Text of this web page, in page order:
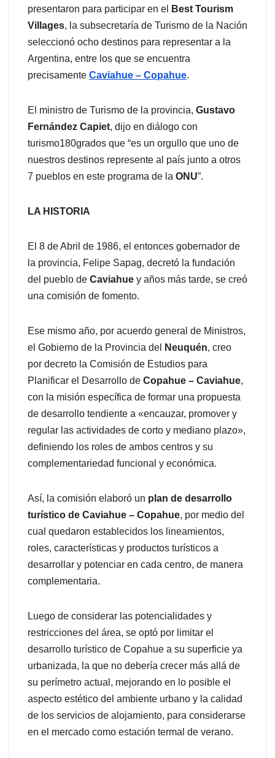
presentaron para participar en el
Best Tourism
Villages, la subsecretaría de Turismo de la Nación
seleccionó ocho destinos para representar a la
Argentina, entre los que se encuentra
precisamente Caviahue – Copahue.
El ministro de Turismo de la provincia, Gustavo
Fernández Capiet, dijo en diálogo con
turismo180grados que “es un orgullo que uno de
nuestros destinos represente al país junto a otros
7 pueblos en este programa de la ONU”.
LA HISTORIA
El 8 de Abril de 1986, el entonces gobernador de
la provincia, Felipe Sapag, decretó la fundación
del pueblo de Caviahue y años más tarde, se creó
una comisión de fomento.
Ese mismo año, por acuerdo general de Ministros,
el Gobierno de la Provincia del
Neuquén, creo
por decreto la Comisión de Estudios para
Planificar el Desarrollo de Copahue – Caviahue,
con la misión específica de formar una propuesta
de desarrollo tendiente a «encauzar, promover y
regular las actividades de corto y mediano plazo»,
definiendo los roles de ambos centros y su
complementariedad funcional y económica.
Así, la comisión elaboró un plan de desarrollo
turístico de Caviahue – Copahue, por medio del
cual quedaron establecidos los lineamientos,
roles, características y productos turísticos a
desarrollar y potenciar en cada centro, de manera
complementaria.
Luego de considerar las potencialidades y
restricciones del área, se optó por limitar el
desarrollo turístico de Copahue a su superficie ya
urbanizada, la que no debería crecer más allá de
su perímetro actual, mejorando en lo posible el
aspecto estético del ambiente urbano y la calidad
de los servicios de alojamiento, para considerarse
en el mercado como estación termal de verano.